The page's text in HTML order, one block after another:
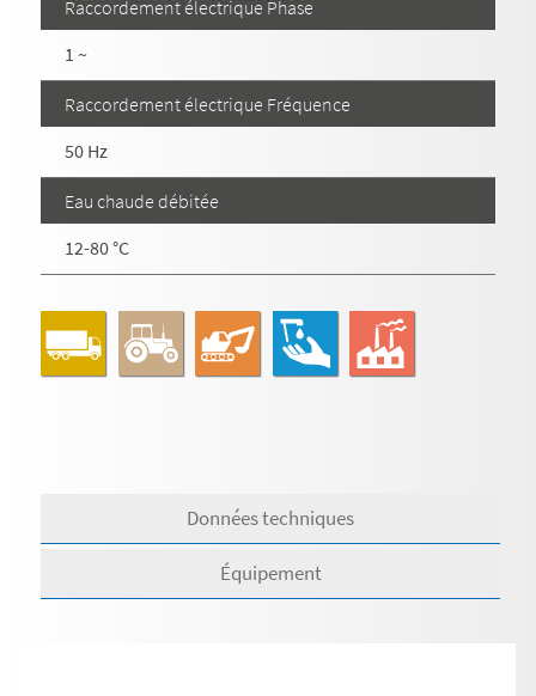
Raccordement électrique Phase
1 ~
Raccordement électrique Fréquence
50 Hz
Eau chaude débitée
12-80 °C
Données techniques
Équipement